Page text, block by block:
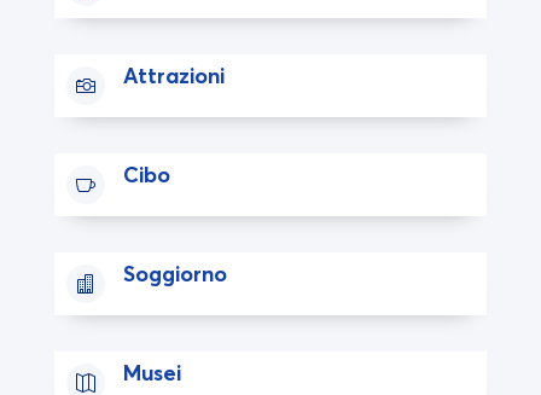
 Attrazioni
 Cibo
 Soggiorno
 Musei